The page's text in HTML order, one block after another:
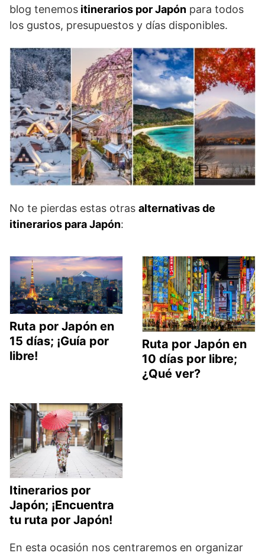
blog tenemos itinerarios por Japón para todos
los gustos, presupuestos y días disponibles.
No te pierdas estas otras alternativas de
itinerarios para Japón:
Ruta por Japón en
15 días; ¡Guía por
libre!
Ruta por Japón en
10 días por libre;
¿Qué ver?
Itinerarios por
Japón; ¡Encuentra
tu ruta por Japón!
En esta ocasión nos centraremos en organizar